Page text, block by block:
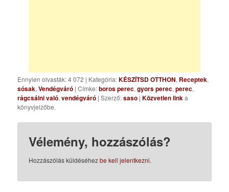
Ennyien olvasták: 4 072 | Kategória:KÉSZÍTSD OTTHON, Receptek,
sósak,Vendégváró | Címke:boros perec,gyors perec,perec,
rágcsálni való,vendégváró | Szerző:saso |Közvetlen linka
könyvjelzőbe.
Vélemény, hozzászólás?
Hozzászólás küldéséhezbe kell jelentkezni.